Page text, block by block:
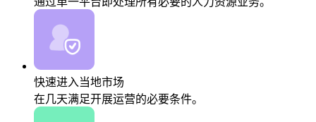
快速进入当地市场
在几天满足开展运营的必要条件。